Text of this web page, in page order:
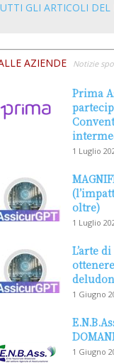
GLI ARTICOLI DEL
AZIENDE Notizie
Prima
1 Luglio
oltre)
1 Luglio
L’arte
1 Giugno
1 Giugno